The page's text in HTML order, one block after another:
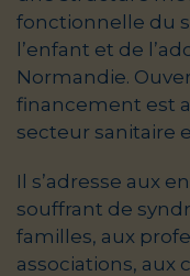
fonctionnelle du
l’enfant et de
Normandie.
financement est
secteur sanitaire
Il s’adresse aux
souffrant de
familles, aux
associations, aux